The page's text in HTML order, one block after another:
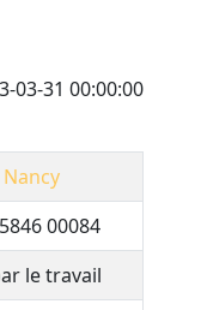
03-31 00:00:00
Nancy
00084
le travail